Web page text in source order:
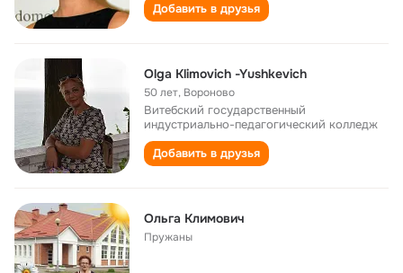
Добавить в друзья
Olga Klimovich -Yushkevich
50 лет, Вороново
Витебский государственный
индустриально-педагогический колледж
Добавить в друзья
Ольга Климович
Пружаны